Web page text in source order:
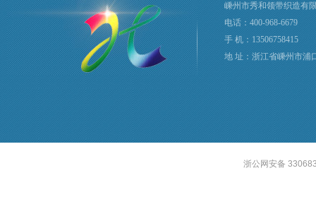
嵊州市秀和领带织造有
电话：400-968-6679
手 机：13506758415
地 址：浙江省嵊州市浦
浙公网安备